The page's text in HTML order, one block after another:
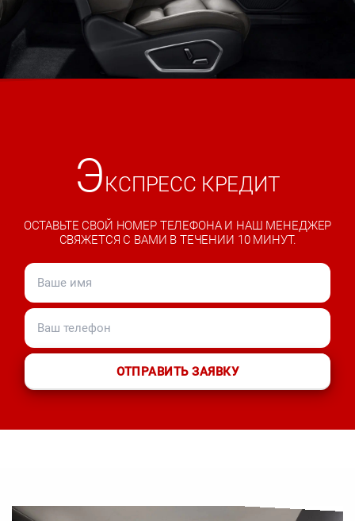
ЭКСПРЕСС КРЕДИТ
ОСТАВЬТЕ СВОЙ НОМЕР ТЕЛЕФОНА И НАШ МЕНЕДЖЕР
СВЯЖЕТСЯ С ВАМИ В ТЕЧЕНИИ 10 МИНУТ.